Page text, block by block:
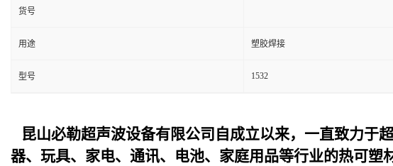
货号
用途 塑胶焊接
型号 1532
昆山必勒超声波设备有限公司自成立以来，一直致力于
器、玩具、家电、通讯、电池、家庭用品等行业的热可塑